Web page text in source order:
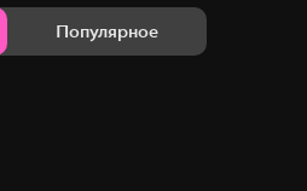
Популярное